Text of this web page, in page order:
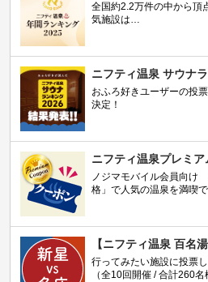
全国約2.2万件の中から頂
気施設は…
ニフティ温泉 サウナ
おふろ好きユーザーの投
決定！
ニフティ温泉プレミ
ノジマモバイル会員向け
格」で人気の温泉を満喫で
【ニフティ温泉 百名湯
行ってみたい施設に投票
（全10回開催 / 合計260名